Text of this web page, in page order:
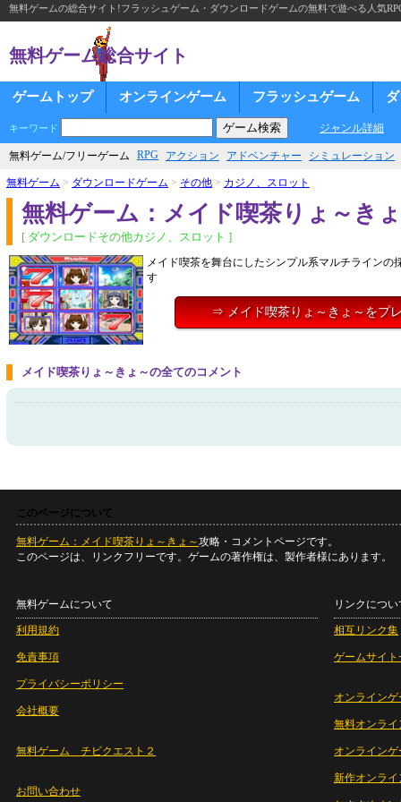
無料ゲームの総合サイト!フラッシュゲーム・ダウンロードゲームの無料で遊べる人気
無料ゲーム総合サイト
ゲームトップ オンラインゲーム フラッシュゲーム
キーワード ジャンル詳細
無料ゲーム/フリーゲーム RPG アクション アドベンチャー シミュレーション
無料ゲーム > ダウンロードゲーム > その他 > カジノ、スロット
無料ゲーム：メイド喫茶りょ～き
[ ダウンロードその他カジノ、スロット ]
メイド喫茶を舞台にしたシンプル系マルチラインの
す
⇒ メイド喫茶りょ～きょ～をプ
メイド喫茶りょ～きょ～の全てのコメント
このページについて
無料ゲーム：メイド喫茶りょ～きょ～攻略・コメントページです。
このページは、リンクフリーです。ゲームの著作権は、製作者様にあります。
無料ゲームについて
利用規約
免責事項
プライバシーポリシー
会社概要
無料ゲーム チビクエスト２
お問い合わせ
リンクについ
相互リンク集
ゲームサイト
オンラインゲ
無料オンライ
オンライン
新作オンライ